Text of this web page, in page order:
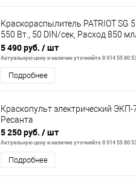
Краскораспылитель PATRIOT SG
550 Вт., 50 DIN/сек, Расход 850
Резервуар: 70
5 490 руб. / шт
Актуальную цену и наличие уточняйте 8 914 55 80
Подробнее
Краскопульт электрический
Ресанта
5 250 руб. / шт
Актуальную цену и наличие уточняйте 8 914 55 80
Подробнее